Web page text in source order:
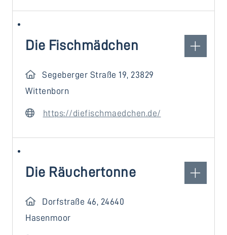
Die Fischmädchen
Segeberger Straße 19, 23829
Wittenborn
https://diefischmaedchen.de/
Die Räuchertonne
Dorfstraße 46, 24640
Hasenmoor